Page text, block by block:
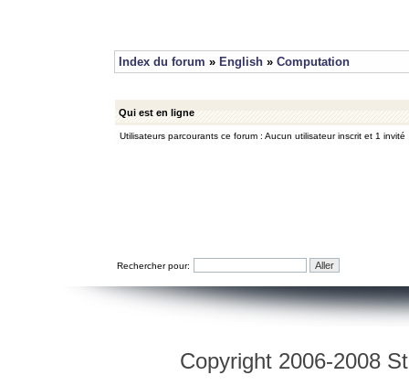
Index du forum » English » Computation
Qui est en ligne
Utilisateurs parcourants ce forum : Aucun utilisateur inscrit et 1 invité
Rechercher pour:
Copyright 2006-2008